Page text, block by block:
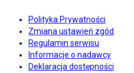
Polityka Prywatności
Zmiana ustawień zgód
Regulamin serwisu
Informacje o nadawcy
Deklaracja dostępności